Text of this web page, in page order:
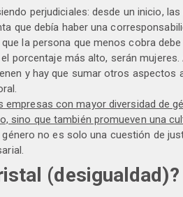
perjudiciales: desde un inicio, las
que debía haber una
la persona que menos cobra
porcentaje más alto, serán mujeres.
y hay que sumar otros aspectos
con mayor diversidad de
sino que también promueven una
género no es solo una cuestión de
(desigualdad)?